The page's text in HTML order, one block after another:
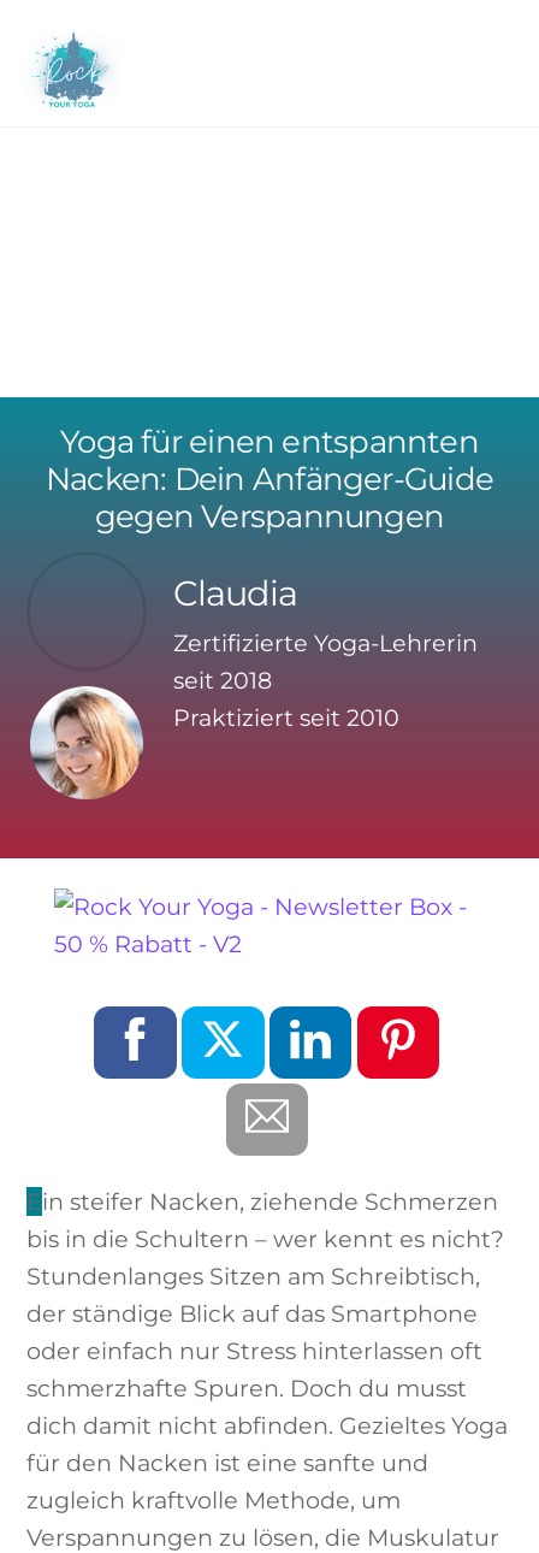
content
Yoga für einen entspannten
Nacken: Dein Anfänger-Guide
gegen Verspannungen
Claudia
Zertifizierte Yoga-Lehrerin
seit 2018
Praktiziert seit 2010
Ein steifer Nacken, ziehende Schmerzen
bis in die Schultern – wer kennt es nicht?
Stundenlanges Sitzen am Schreibtisch,
der ständige Blick auf das Smartphone
oder einfach nur Stress hinterlassen oft
schmerzhafte Spuren. Doch du musst
dich damit nicht abfinden. Gezieltes Yoga
für den Nacken ist eine sanfte und
zugleich kraftvolle Methode, um
Verspannungen zu lösen, die Muskulatur